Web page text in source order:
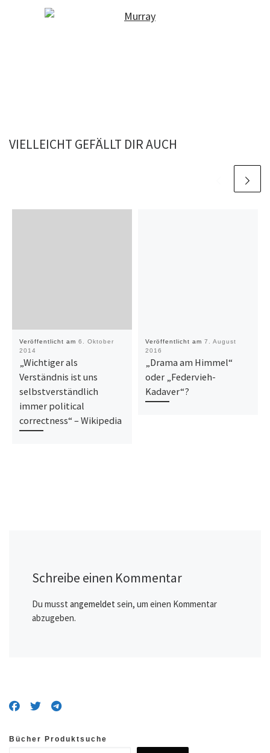
VIELLEICHT GEFÄLLT DIR AUCH
Veröffentlicht am 6. Oktober
2014
„Wichtiger als
Verständnis ist uns
selbstverständlich
immer political
correctness“ – Wikipedia
Veröffentlicht am 7. August
2016
„Drama am Himmel“
oder „Federvieh-
Kadaver“?
Schreibe einen Kommentar
Du musst angemeldet sein, um einen Kommentar
abzugeben.
Bücher Produktsuche